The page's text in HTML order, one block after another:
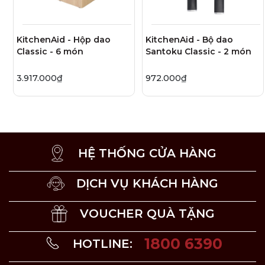
KitchenAid - Hộp dao
Classic - 6 món
3.917.000₫
KitchenAid - Bộ dao
Santoku Classic - 2 món
972.000₫
HỆ THỐNG CỬA HÀNG
DỊCH VỤ KHÁCH HÀNG
VOUCHER QUÀ TẶNG
HOTLINE: 1800 6390